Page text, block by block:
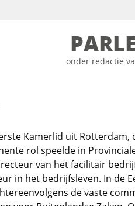
onder redactie
Kamerlid uit Rotterdam,
rol speelde in
van het facilitair
in het bedrijfsleven. In de
de vaste